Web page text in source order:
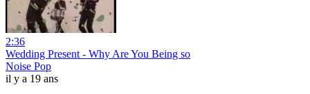
2:36
Wedding Present - Why Are You Being so
Noise Pop
il y a 19 ans